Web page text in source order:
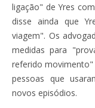
ligação" de Yres
disse ainda que
viagem". Os
medidas para
referido movimento"
pessoas que
novos episódios.